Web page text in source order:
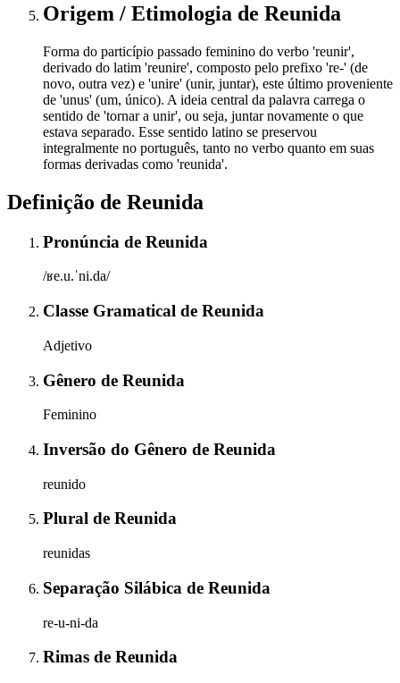
Origem / Etimologia de Reunida
Forma do particípio passado feminino do verbo 'reunir',
derivado do latim 'reunire', composto pelo prefixo 're-' (de
novo, outra vez) e 'unire' (unir, juntar), este último proveniente
de 'unus' (um, único). A ideia central da palavra carrega o
sentido de 'tornar a unir', ou seja, juntar novamente o que
estava separado. Esse sentido latino se preservou
integralmente no português, tanto no verbo quanto em suas
formas derivadas como 'reunida'.
Definição de Reunida
Pronúncia de Reunida
/ʁe.u.ˈni.da/
Classe Gramatical de Reunida
Adjetivo
Gênero de Reunida
Feminino
Inversão do Gênero de Reunida
reunido
Plural de Reunida
reunidas
Separação Silábica de Reunida
re-u-ni-da
Rimas de Reunida